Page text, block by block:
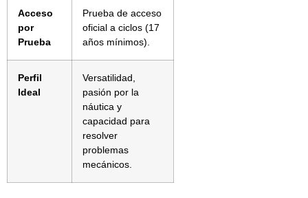
Acceso
por
Prueba
Prueba de acceso
oficial a ciclos (17
años mínimos).
Perfil
Ideal
Versatilidad,
pasión por la
náutica y
capacidad para
resolver
problemas
mecánicos.